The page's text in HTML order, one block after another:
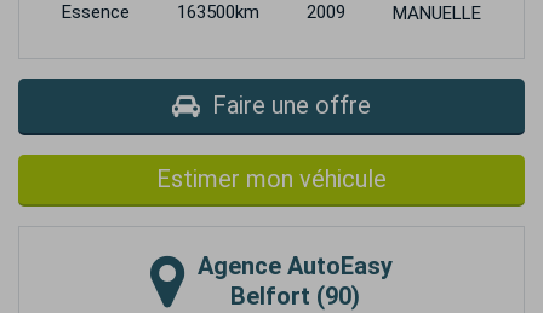
Essence 163500km 2009 MANUELLE
Faire une offre
Estimer mon véhicule
Agence AutoEasy
Belfort (90)